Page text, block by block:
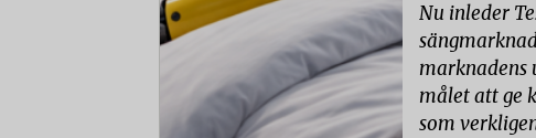
Nu inleder
marknadens
målet att ge
som